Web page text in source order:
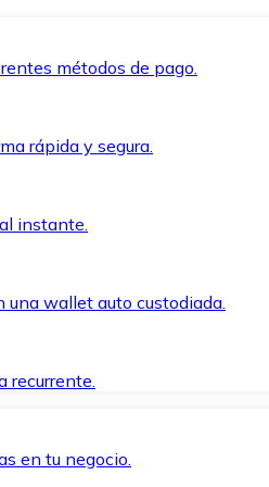
métodos de pago.
rápida y segura.
instante.
wallet auto custodiada.
recurrente.
en tu negocio.